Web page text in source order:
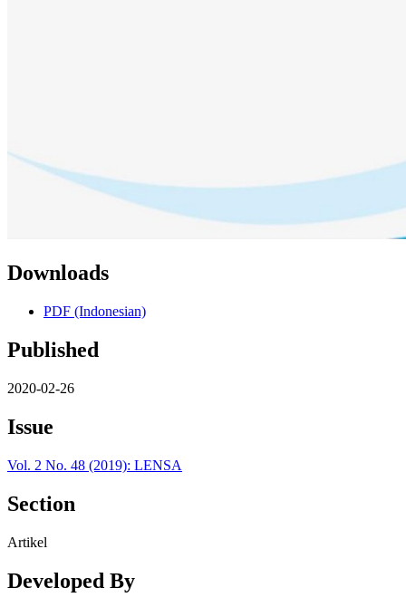
Downloads
PDF (Indonesian)
Published
2020-02-26
Issue
Vol. 2 No. 48 (2019): LENSA
Section
Artikel
Developed By